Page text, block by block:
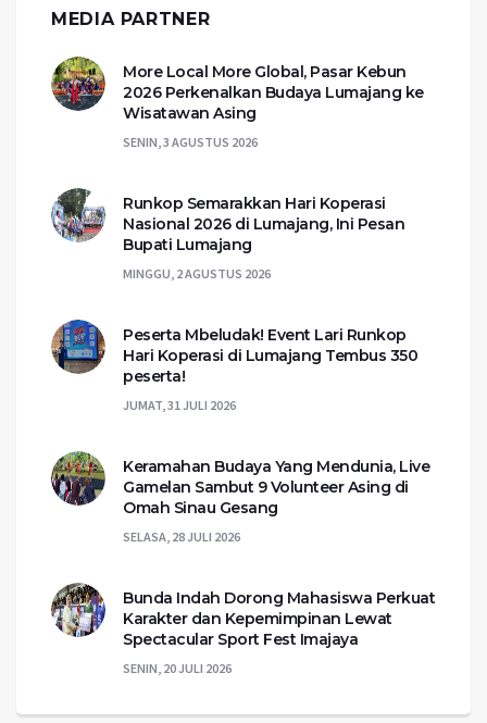
MEDIA PARTNER
More Local More Global, Pasar Kebun
2026 Perkenalkan Budaya Lumajang ke
Wisatawan Asing
SENIN, 3 AGUSTUS 2026
Runkop Semarakkan Hari Koperasi
Nasional 2026 di Lumajang, Ini Pesan
Bupati Lumajang
MINGGU, 2 AGUSTUS 2026
Peserta Mbeludak! Event Lari Runkop
Hari Koperasi di Lumajang Tembus 350
peserta!
JUMAT, 31 JULI 2026
Keramahan Budaya Yang Mendunia, Live
Gamelan Sambut 9 Volunteer Asing di
Omah Sinau Gesang
SELASA, 28 JULI 2026
Bunda Indah Dorong Mahasiswa Perkuat
Karakter dan Kepemimpinan Lewat
Spectacular Sport Fest Imajaya
SENIN, 20 JULI 2026